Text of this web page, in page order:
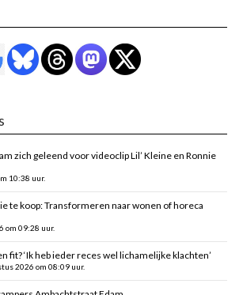
zich geleend voor videoclip Lil’ Kleine en Ronnie
10:38 uur.
te koop: Transformeren naar wonen of horeca
om 09:28 uur.
fit? ‘Ik heb ieder reces wel lichamelijke klachten’
2026 om 08:09 uur.